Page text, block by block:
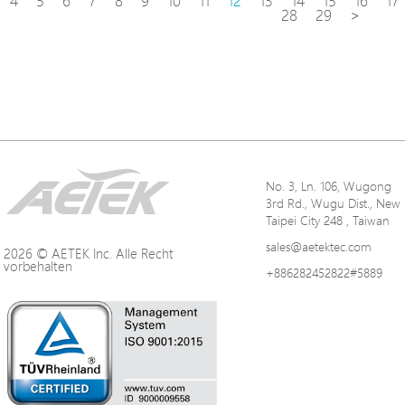
28 29 >
2026 © AETEK Inc. Alle Recht
vorbehalten
No. 3, Ln. 106, Wugong
3rd Rd., Wugu Dist., New
Taipei City 248 , Taiwan
sales@aetektec.com
+886282452822#5889